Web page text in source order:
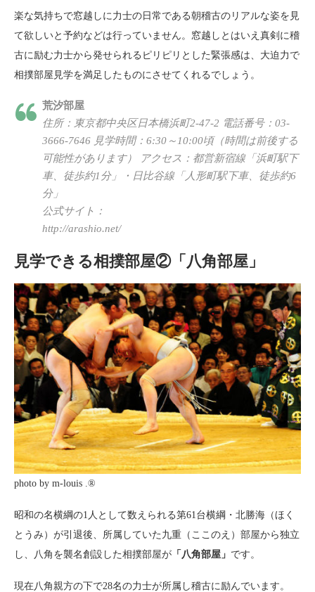
楽な気持ちで窓越しに力士の日常である朝稽古のリアルな姿を見
て欲しいと予約などは行っていません。窓越しとはいえ真剣に稽
古に励む力士から発せられるピリピリとした緊張感は、大迫力で
相撲部屋見学を満足したものにさせてくれるでしょう。
荒汐部屋
住所：東京都中央区日本橋浜町2-47-2 電話番号：03-
3666-7646 見学時間：6:30～10:00頃（時間は前後する
可能性があります） アクセス：都営新宿線「浜町駅下
車、徒歩約1分」・日比谷線「人形町駅下車、徒歩約6
分」
公式サイト：
http://arashio.net/
見学できる相撲部屋②「八角部屋」
photo by m-louis .®
昭和の名横綱の1人として数えられる第61台横綱・北勝海（ほく
とうみ）が引退後、所属していた九重（ここのえ）部屋から独立
し、八角を襲名創設した相撲部屋が 「八角部屋」 です。
現在八角親方の下で28名の力士が所属し稽古に励んでいます。